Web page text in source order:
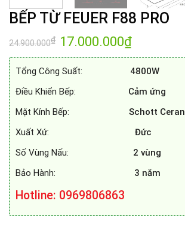
BẾP TỪ FEUER F88 PRO
24.900.000₫ Giá
gốc
là:
24.900.000₫.
17.000.000₫Giá
tại
17.000.000₫.
Tổng Công Suất:
4800W
Điều Khiển Bếp: Cảm ứng
Mặt Kính Bếp: Schott Ceran
Xuất Xứ: Đức
Số Vùng Nấu: 2 vùng
Bảo Hành: 3 năm
Hotline: 0969806863